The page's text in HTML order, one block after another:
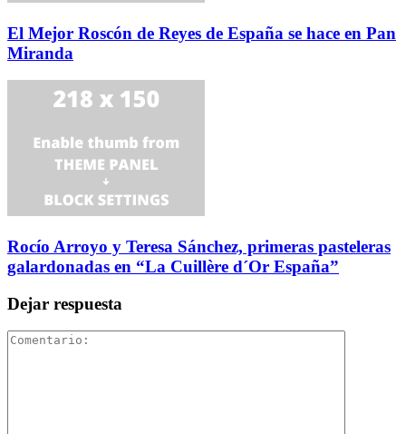
El Mejor Roscón de Reyes de España se hace en Pan
Miranda
Rocío Arroyo y Teresa Sánchez, primeras pasteleras
galardonadas en “La Cuillère d´Or España”
Dejar respuesta